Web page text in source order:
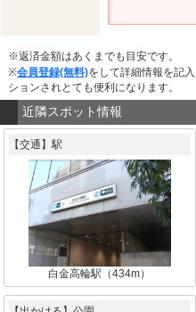
※返済金額はあくまでも目安です。
※会員登録(無料)をして詳細情報を記
ションされとても便利になります。
近隣スポット情報
【交通】駅
白金高輪駅（434m）